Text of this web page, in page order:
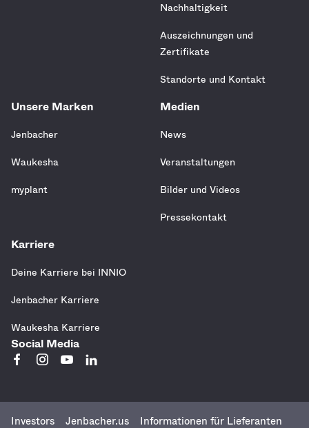
Nachhaltigkeit
Auszeichnungen und
Zertifikate
Standorte und Kontakt
Unsere Marken
Jenbacher
Waukesha
myplant
Medien
News
Veranstaltungen
Bilder und Videos
Pressekontakt
Karriere
Deine Karriere bei INNIO
Jenbacher Karriere
Waukesha Karriere
Social Media
Investors Jenbacher.us Informationen für Lieferanten